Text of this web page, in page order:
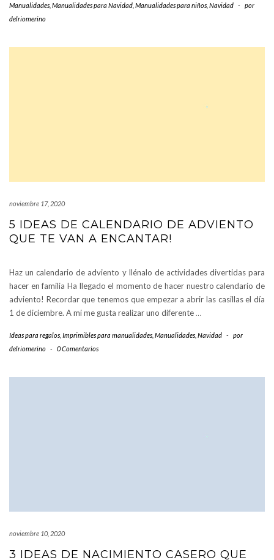
Manualidades Manualidades para Navidad Manualidades para niños Navidad -
por
delriomerino
noviembre 17, 2020
5 IDEAS DE CALENDARIO DE ADVIENTO
QUE TE VAN A ENCANTAR!
Haz un calendario de adviento y llénalo de actividades divertidas para
hacer en familia Ha llegado el momento de hacer nuestro calendario de
adviento! Recordar que tenemos que empezar a abrir las casillas el día
1 de diciembre. A mi me gusta realizar uno diferente …
Ideas para regalos Imprimibles para manualidades Manualidades Navidad -
por
delriomerino - 0 Comentarios
noviembre 10, 2020
3 IDEAS DE NACIMIENTO CASERO QUE